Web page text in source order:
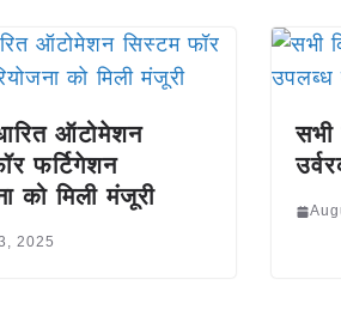
ऑटोमेशन
फर्टिगेशन
को मिली मंजूरी
2025
सभी